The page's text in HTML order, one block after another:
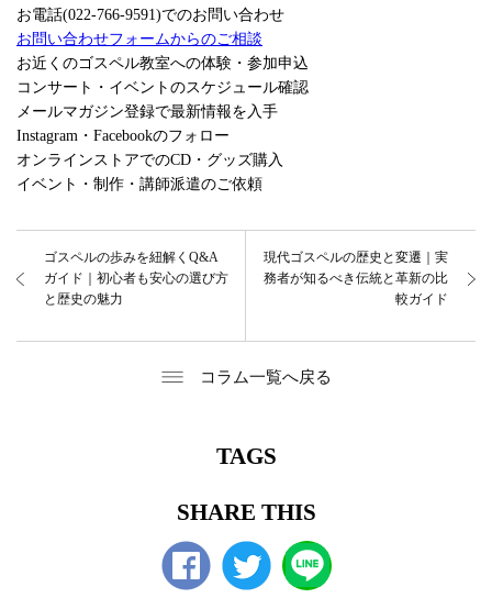
お電話(022-766-9591)でのお問い合わせ
お問い合わせフォームからのご相談
お近くのゴスペル教室への体験・参加申込
コンサート・イベントのスケジュール確認
メールマガジン登録で最新情報を入手
Instagram・Facebookのフォロー
オンラインストアでのCD・グッズ購入
イベント・制作・講師派遣のご依頼
ゴスペルの歩みを紐解くQ&A
ガイド｜初心者も安心の選び方
と歴史の魅力
現代ゴスペルの歴史と変遷｜実
務者が知るべき伝統と革新の比
較ガイド
コラム一覧へ戻る
TAGS
SHARE THIS